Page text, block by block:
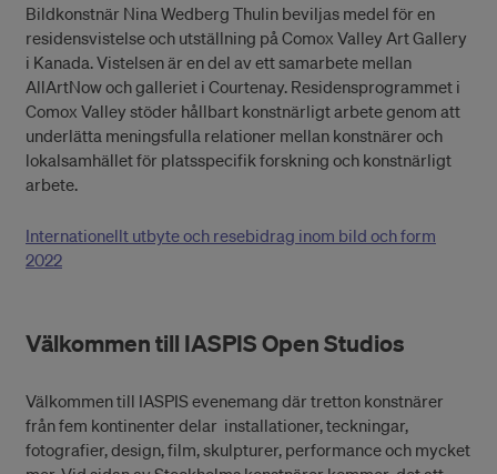
Bildkonstnär Nina Wedberg Thulin beviljas medel för en
residensvistelse och utställning på Comox Valley Art Gallery
i Kanada. Vistelsen är en del av ett samarbete mellan
AllArtNow och galleriet i Courtenay. Residensprogrammet i
Comox Valley stöder hållbart konstnärligt arbete genom att
underlätta meningsfulla relationer mellan konstnärer och
lokalsamhället för platsspecifik forskning och konstnärligt
arbete.
Internationellt utbyte och resebidrag inom bild och form
2022
Välkommen till IASPIS Open Studios
Välkommen till IASPIS evenemang där tretton konstnärer
från fem kontinenter delar installationer, teckningar,
fotografier, design, film, skulpturer, performance och mycket